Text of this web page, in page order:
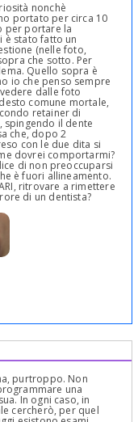
nonchè
portato per circa 10
per portare la
è stato fatto un
(nelle foto,
che sotto. Per
Quello sopra è
io che penso sempre
dalle foto
comune mortale,
retainer di
spingendo il dente
che, dopo 2
con le due dita si
dovrei comportarmi?
di non preoccuparsi
è fuori allineamento.
ritrovare a rimettere
di un dentista?
purtroppo. Non
una
In ogni caso, in
cercherò, per quel